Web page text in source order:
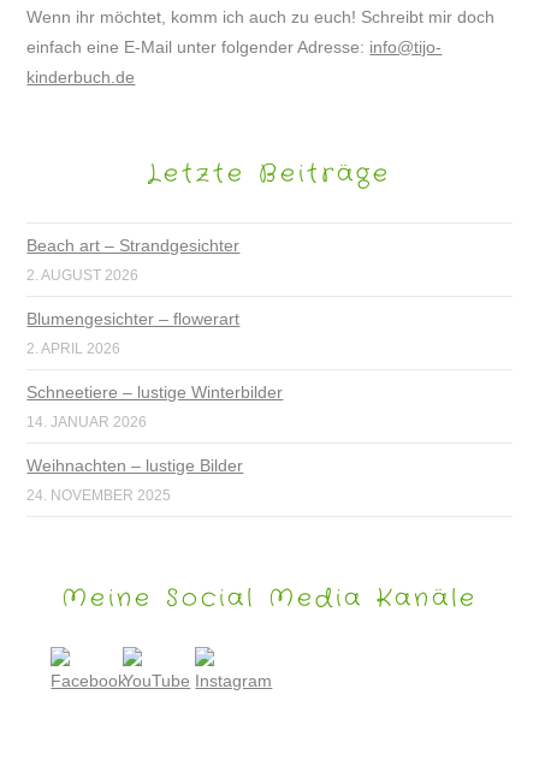
Wenn ihr möchtet, komm ich auch zu euch! Schreibt mir doch
einfach eine E-Mail unter folgender Adresse: info@tijo-
kinderbuch.de
Letzte Beiträge
Beach art – Strandgesichter
2. AUGUST 2026
Blumengesichter – flowerart
2. APRIL 2026
Schneetiere – lustige Winterbilder
14. JANUAR 2026
Weihnachten – lustige Bilder
24. NOVEMBER 2025
Meine Social Media Kanäle